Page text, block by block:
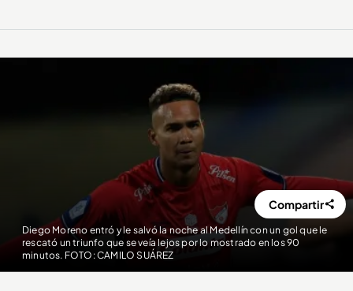
Diego Moreno entró y le salvó la noche al Medellín con un gol que le
rescató un triunfo que se veía lejos por lo mostrado en los 90
minutos. FOTO: CAMILO SUÁREZ
Compartir